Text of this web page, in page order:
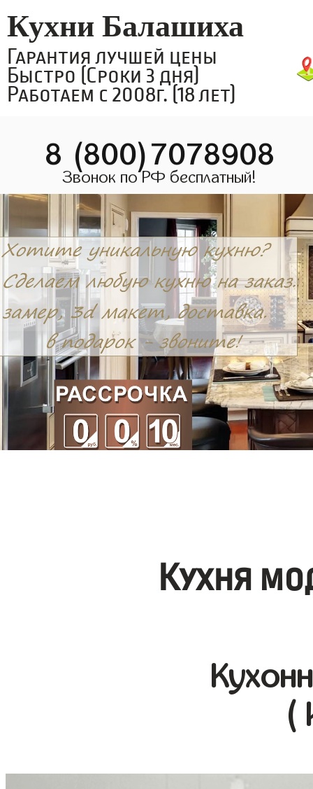
Кухни Балашиха
Гарантия лучшей цены
Быстро (Сроки 3 дня)
Работаем с 2008г. (18 лет)
8 (800)7078908
Звонок по РФ бесплатный!
Кухня
(